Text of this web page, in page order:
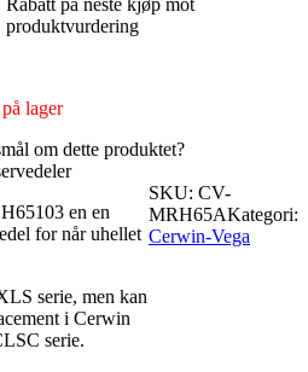
produktvurdering
lager
om dette produktet?
en en
for når uhellet
serie, men kan
i Cerwin
serie.
SKU: CV-
MRH65AKategori:
Cerwin-Vega